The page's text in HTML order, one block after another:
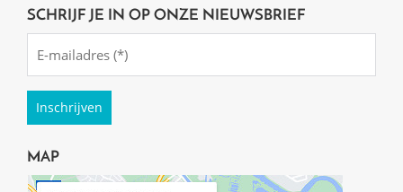
SCHRIJF JE IN OP ONZE NIEUWSBRIEF
(Required)
MAP